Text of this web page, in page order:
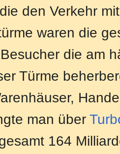
den Verkehr
waren die
die am
Türme
man über
164